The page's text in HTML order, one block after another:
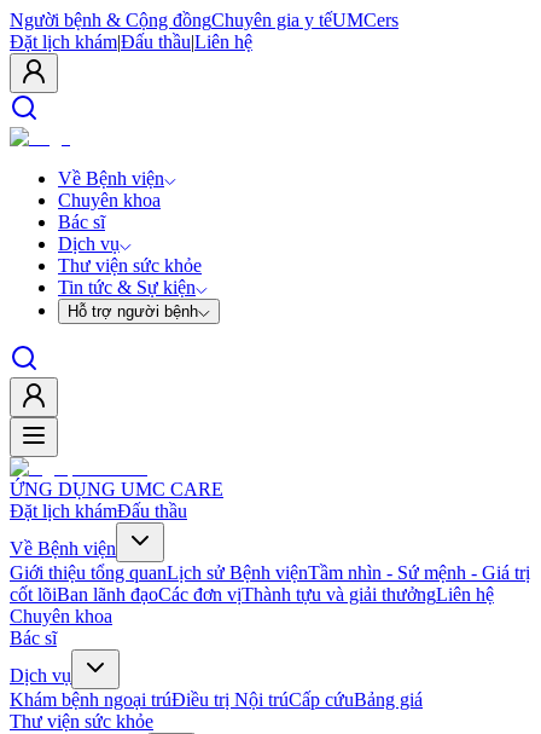
Người bệnh & Cộng đồngChuyên gia y tếUMCers
Đặt lịch khám|Đấu thầu|Liên hệ
Về Bệnh viện
Chuyên khoa
Bác sĩ
Dịch vụ
Thư viện sức khỏe
Tin tức & Sự kiện
Hỗ trợ người bệnh
ỨNG DỤNG UMC CARE
Đặt lịch khámĐấu thầu
Về Bệnh viện
Giới thiệu tổng quanLịch sử Bệnh việnTầm nhìn - Sứ mệnh - Giá trị
cốt lõiBan lãnh đạoCác đơn vịThành tựu và giải thưởngLiên hệ
Chuyên khoa
Bác sĩ
Dịch vụ
Khám bệnh ngoại trúĐiều trị Nội trúCấp cứuBảng giá
Thư viện sức khỏe